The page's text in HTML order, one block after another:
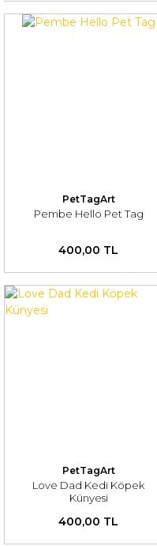
PetTagArt
Pembe Hello Pet Tag
400,00 TL
PetTagArt
Love Dad Kedi Köpek
Künyesi
400,00 TL